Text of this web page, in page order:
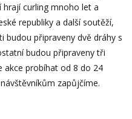
curling mnoho let a
republiky a další soutěží,
budou připraveny dvě dráhy s
budou připraveny tři
akce probíhat od 8 do 24
zapůjčíme.